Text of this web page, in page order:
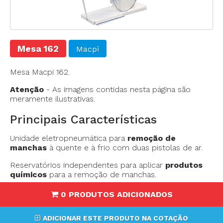
Mesa 162 Macpi
Mesa Macpi 162.
Atenção - As imagens contidas nesta página são
meramente ilustrativas.
Principais Características
Unidade eletropneumática para remoção de
manchas à quente e à frio com duas pistolas de ar.
Reservatórios independentes para aplicar produtos
químicos para a remoção de manchas.
0 PRODUTOS ADICIONADOS
ADICIONAR ESTE PRODUTO NA COTAÇÃO